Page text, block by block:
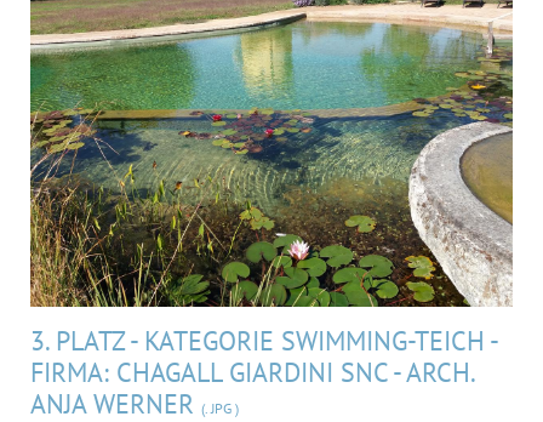
ÜBER UNS
KONTAKT
3. PLATZ - KATEGORIE SWIMMING-TEICH -
FIRMA: CHAGALL GIARDINI SNC - ARCH.
ANJA WERNER (. JPG )